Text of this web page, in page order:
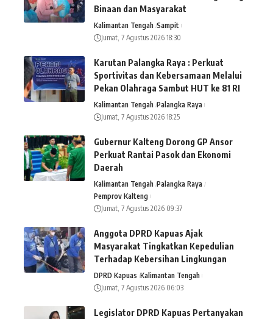
Binaan dan Masyarakat
Kalimantan Tengah Sampit
Jumat, 7 Agustus 2026 18:30
Karutan Palangka Raya : Perkuat
Sportivitas dan Kebersamaan Melalui
Pekan Olahraga Sambut HUT ke 81 RI
Kalimantan Tengah Palangka Raya
Jumat, 7 Agustus 2026 18:25
Gubernur Kalteng Dorong GP Ansor
Perkuat Rantai Pasok dan Ekonomi
Daerah
Kalimantan Tengah Palangka Raya
Pemprov Kalteng
Jumat, 7 Agustus 2026 09:37
Anggota DPRD Kapuas Ajak
Masyarakat Tingkatkan Kepedulian
Terhadap Kebersihan Lingkungan
DPRD Kapuas Kalimantan Tengah
Jumat, 7 Agustus 2026 06:03
Legislator DPRD Kapuas Pertanyakan